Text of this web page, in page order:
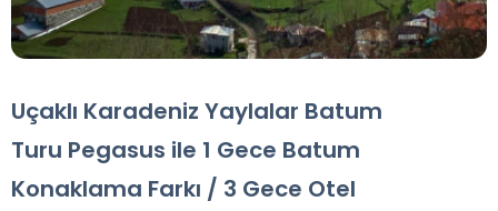
Uçaklı Karadeniz Yaylalar Batum
Turu Pegasus ile 1 Gece Batum
Konaklama Farkı / 3 Gece Otel